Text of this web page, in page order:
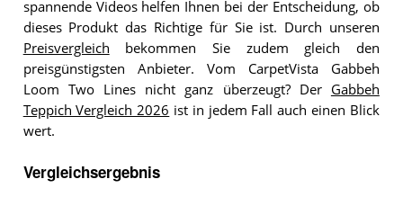
spannende Videos helfen Ihnen bei der Entscheidung, ob
dieses Produkt das Richtige für Sie ist. Durch unseren
Preisvergleich bekommen Sie zudem gleich den
preisgünstigsten Anbieter. Vom CarpetVista Gabbeh
Loom Two Lines nicht ganz überzeugt? Der Gabbeh
Teppich Vergleich 2026 ist in jedem Fall auch einen Blick
wert.
Vergleichsergebnis